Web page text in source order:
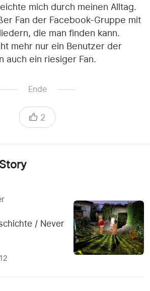
mich durch meinen Alltag.
Fan der Facebook-Gruppe mit
die man finden kann.
mehr nur ein Benutzer der
auch ein riesiger Fan.
Ende
2
/ Never
12